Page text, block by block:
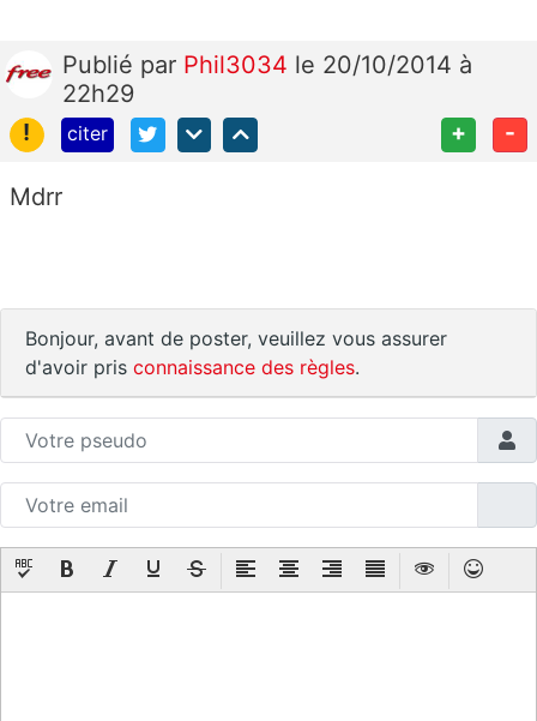
Publié par Phil3034 le 20/10/2014 à
22h29
!
citer + -
Mdrr
Bonjour, avant de poster, veuillez vous assurer
d'avoir pris connaissance des règles.